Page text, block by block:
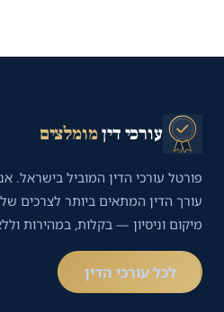
עורכי דיןמומלצים
פורטל עורכי הדין המוביל בישראל.
עורך הדין המתאים ביותר לצרכים
מיקום וניסיון — בקלות, במהירות
לכל עורכי הדין